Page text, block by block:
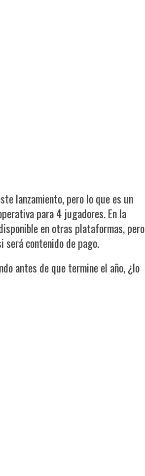
lanzamiento, pero lo que es un
para 4 jugadores. En la
en otras plataformas, pero
contenido de pago.
antes de que termine el año, ¿lo